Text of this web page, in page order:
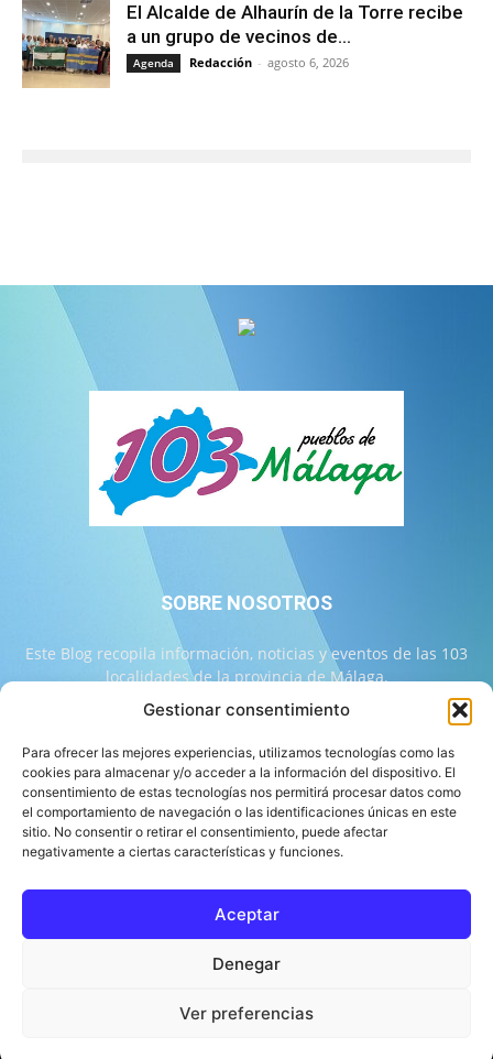
Gestionar consentimiento
Para ofrecer las mejores experiencias, utilizamos tecnologías como las
cookies para almacenar y/o acceder a la información del dispositivo. El
consentimiento de estas tecnologías nos permitirá procesar datos como
el comportamiento de navegación o las identificaciones únicas en este
sitio. No consentir o retirar el consentimiento, puede afectar
negativamente a ciertas características y funciones.
Aceptar
Denegar
Ver preferencias
El Alcalde de Alhaurín de la Torre recibe
a un grupo de vecinos de...
Agenda Redacción - agosto 6, 2026
SOBRE NOSOTROS
Este Blog recopila información, noticias y eventos de las 103
localidades de la provincia de Málaga.
Contáctanos:info@103malaga.com
SÍGUENOS
Equipo de 103 Málaga
Aviso Legal